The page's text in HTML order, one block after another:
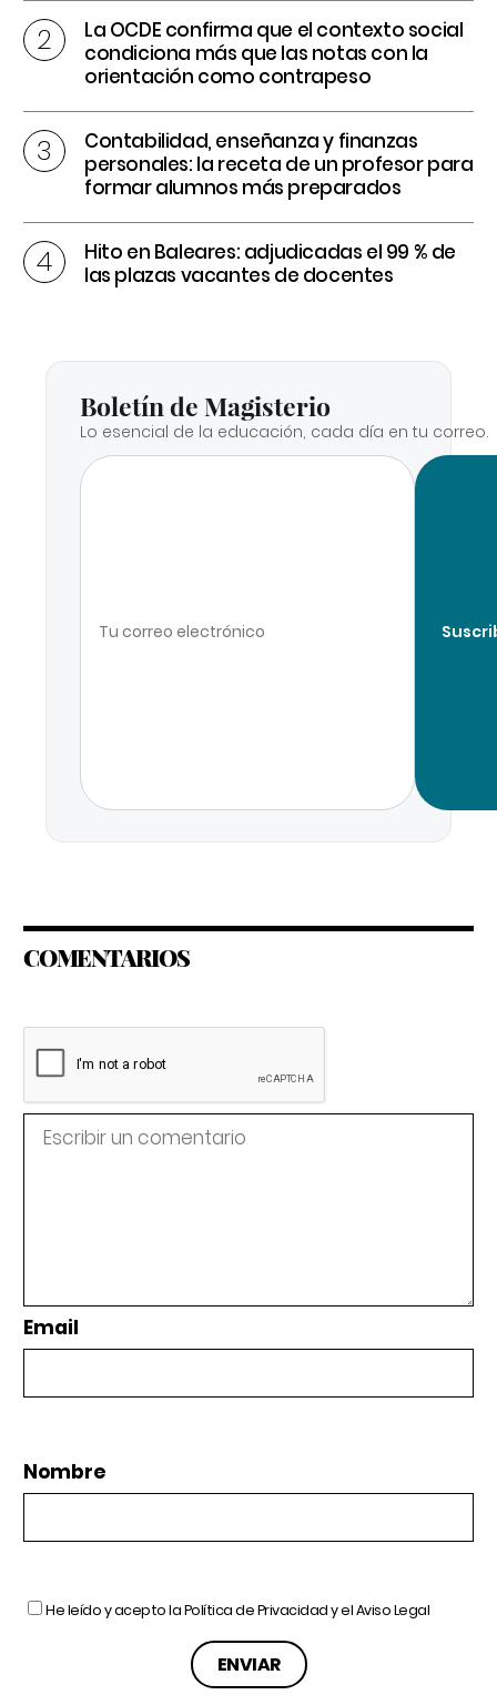
La OCDE confirma que el contexto social
condiciona más que las notas con la
orientación como contrapeso
Contabilidad, enseñanza y finanzas
personales: la receta de un profesor para
formar alumnos más preparados
Hito en Baleares: adjudicadas el 99 % de
las plazas vacantes de docentes
Boletín de Magisterio
Lo esencial de la educación, cada día en tu correo.
COMENTARIOS
Email
Nombre
He leído y acepto laPolítica de Privacidady elAviso Legal